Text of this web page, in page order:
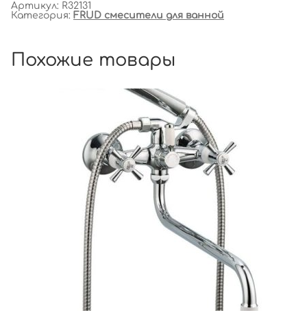
Артикул: R32131
Категория: FRUD смесители для ванной
Похожие товары